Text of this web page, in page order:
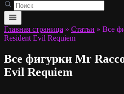
Главная страница » Статьи » Все
Resident Evil Requiem
Все фигурки Mr
Evil Requiem